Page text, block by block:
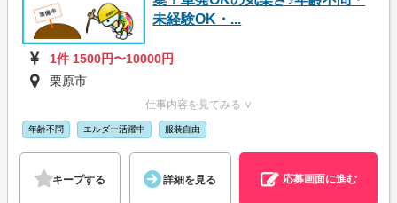
未経験OK・...
1件 1500円〜10000円
栗原市
仕事内容を見てみる ∨
年齢不問 エルダー活躍中 服装自由
キープする 詳細を見る 応募画面に進む